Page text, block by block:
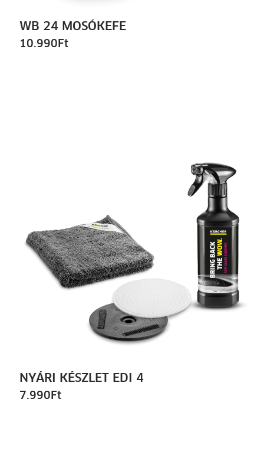
WB 24 MOSÓKEFE
10.990 Ft
NYÁRI KÉSZLET EDI 4
7.990 Ft